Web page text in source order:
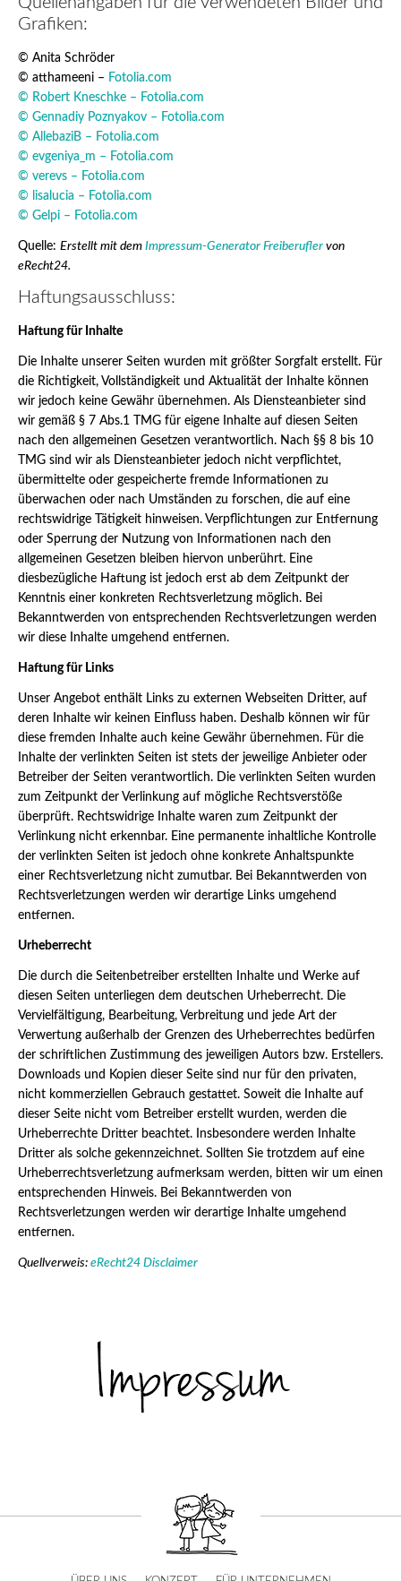
Grafiken:
© Anita Schröder
© atthameeni – Fotolia.com
© Robert Kneschke – Fotolia.com
© Gennadiy Poznyakov – Fotolia.com
© AllebaziB – Fotolia.com
© evgeniya_m – Fotolia.com
© verevs – Fotolia.com
© lisalucia – Fotolia.com
© Gelpi – Fotolia.com
Quelle: Erstellt mit dem Impressum-Generator Freiberufler von
eRecht24.
Haftungsausschluss:
Haftung für Inhalte
Die Inhalte unserer Seiten wurden mit größter Sorgfalt erstellt. Für
die Richtigkeit, Vollständigkeit und Aktualität der Inhalte können
wir jedoch keine Gewähr übernehmen. Als Diensteanbieter sind
wir gemäß § 7 Abs.1 TMG für eigene Inhalte auf diesen Seiten
nach den allgemeinen Gesetzen verantwortlich. Nach §§ 8 bis 10
TMG sind wir als Diensteanbieter jedoch nicht verpflichtet,
übermittelte oder gespeicherte fremde Informationen zu
überwachen oder nach Umständen zu forschen, die auf eine
rechtswidrige Tätigkeit hinweisen. Verpflichtungen zur Entfernung
oder Sperrung der Nutzung von Informationen nach den
allgemeinen Gesetzen bleiben hiervon unberührt. Eine
diesbezügliche Haftung ist jedoch erst ab dem Zeitpunkt der
Kenntnis einer konkreten Rechtsverletzung möglich. Bei
Bekanntwerden von entsprechenden Rechtsverletzungen werden
wir diese Inhalte umgehend entfernen.
Haftung für Links
Unser Angebot enthält Links zu externen Webseiten Dritter, auf
deren Inhalte wir keinen Einfluss haben. Deshalb können wir für
diese fremden Inhalte auch keine Gewähr übernehmen. Für die
Inhalte der verlinkten Seiten ist stets der jeweilige Anbieter oder
Betreiber der Seiten verantwortlich. Die verlinkten Seiten wurden
zum Zeitpunkt der Verlinkung auf mögliche Rechtsverstöße
überprüft. Rechtswidrige Inhalte waren zum Zeitpunkt der
Verlinkung nicht erkennbar. Eine permanente inhaltliche Kontrolle
der verlinkten Seiten ist jedoch ohne konkrete Anhaltspunkte
einer Rechtsverletzung nicht zumutbar. Bei Bekanntwerden von
Rechtsverletzungen werden wir derartige Links umgehend
entfernen.
Urheberrecht
Die durch die Seitenbetreiber erstellten Inhalte und Werke auf
diesen Seiten unterliegen dem deutschen Urheberrecht. Die
Vervielfältigung, Bearbeitung, Verbreitung und jede Art der
Verwertung außerhalb der Grenzen des Urheberrechtes bedürfen
der schriftlichen Zustimmung des jeweiligen Autors bzw. Erstellers.
Downloads und Kopien dieser Seite sind nur für den privaten,
nicht kommerziellen Gebrauch gestattet. Soweit die Inhalte auf
dieser Seite nicht vom Betreiber erstellt wurden, werden die
Urheberrechte Dritter beachtet. Insbesondere werden Inhalte
Dritter als solche gekennzeichnet. Sollten Sie trotzdem auf eine
Urheberrechtsverletzung aufmerksam werden, bitten wir um einen
entsprechenden Hinweis. Bei Bekanntwerden von
Rechtsverletzungen werden wir derartige Inhalte umgehend
entfernen.
Quellverweis: eRecht24 Disclaimer